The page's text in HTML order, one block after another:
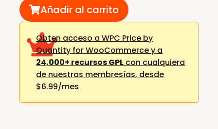
Añadir al carrito
Obten acceso a WPC Price by
Quantity for WooCommerce y a
24,000+ recursos GPL con cualquiera
de nuestras membresías, desde
$6.99/mes